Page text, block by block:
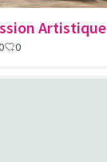
Artistique
0